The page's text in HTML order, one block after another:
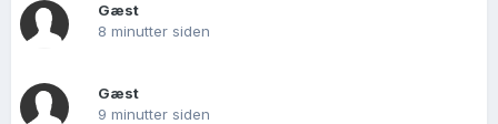
Gæst
8 minutter siden
Gæst
9 minutter siden